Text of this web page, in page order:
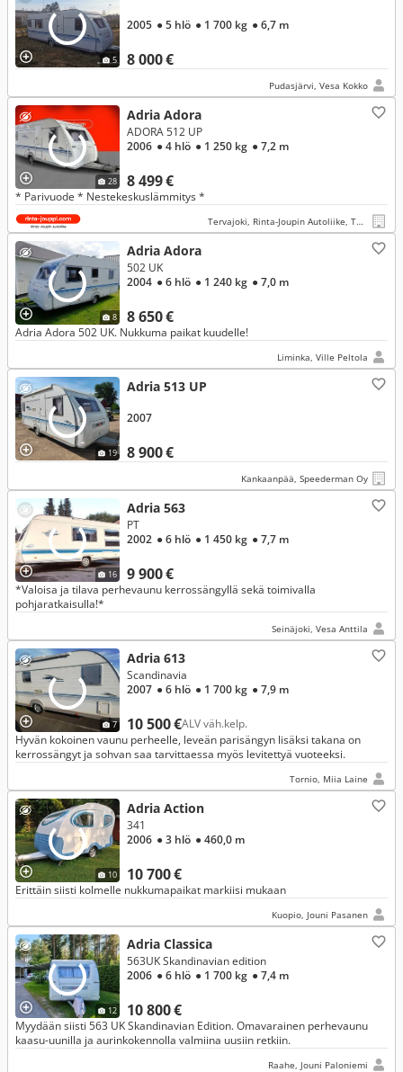
5 8 000 €
2005 ● 5 hlö ● 1 700 kg ● 6,7 m
Pudasjärvi, Vesa Kokko
28
Adria Adora
8 499 €
ADORA 512 UP
2006 ● 4 hlö ● 1 250 kg ● 7,2 m
* Parivuode * Nestekeskuslämmitys *
Tervajoki, Rinta-Joupin Autoliike, Tervajoki
8
Adria Adora
8 650 €
502 UK
2004 ● 6 hlö ● 1 240 kg ● 7,0 m
Adria Adora 502 UK. Nukkuma paikat kuudelle!
Liminka, Ville Peltola
19
Adria 513 UP
8 900 €
2007
Kankaanpää, Speederman Oy
16
Adria 563
9 900 €
PT
2002 ● 6 hlö ● 1 450 kg ● 7,7 m
*Valoisa ja tilava perhevaunu kerrossängyllä sekä toimivalla
pohjaratkaisulla!*
Seinäjoki, Vesa Anttila
7
Adria 613
10 500 €ALV väh.kelp.
Scandinavia
2007 ● 6 hlö ● 1 700 kg ● 7,9 m
Hyvän kokoinen vaunu perheelle, leveän parisängyn lisäksi takana on
kerrossängyt ja sohvan saa tarvittaessa myös levitettyä vuoteeksi.
Tornio, Miia Laine
10
Adria Action
10 700 €
341
2006 ● 3 hlö ● 460,0 m
Erittäin siisti kolmelle nukkumapaikat markiisi mukaan
Kuopio, Jouni Pasanen
12
Adria Classica
10 800 €
563UK Skandinavian edition
2006 ● 6 hlö ● 1 700 kg ● 7,4 m
Myydään siisti 563 UK Skandinavian Edition. Omavarainen perhevaunu
kaasu-uunilla ja aurinkokennolla valmiina uusiin retkiin.
Raahe, Jouni Paloniemi